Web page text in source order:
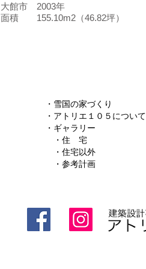
大館市 2003年
面積 155.10m2（46.82坪）
・ 雪国の家づくり
・ アトリエ１０５について
​・ ギャラリー
・ 住 宅
・ 住宅以外
・参考計画